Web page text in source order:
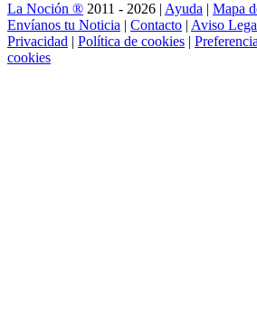
La Noción ® 2011 - 2026 | Ayuda | Mapa
Envíanos tu Noticia | Contacto | Aviso
Privacidad | Política de cookies |
cookies